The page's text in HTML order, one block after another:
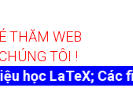
É THĂM WEB
HÚNG TÔI !
Các